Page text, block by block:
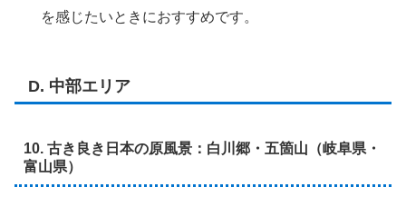
を感じたいときにおすすめです。
D. 中部エリア
10. 古き良き日本の原風景：白川郷・五箇山（岐阜県・
富山県）